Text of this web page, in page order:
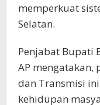
memperkuat
Selatan.
Penjabat Bupati
AP mengatakan,
dan Transmisi
kehidupan